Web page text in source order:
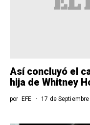
Así concluyó el
hija de Whitney
por EFE 17 de